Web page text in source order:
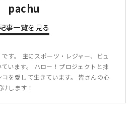
pachu
事一覧を見る
す。 主にスポーツ・レジャー、ビュ
います。 ハロー！プロジェクトと抹
を愛して生きています。 皆さんの心
します！